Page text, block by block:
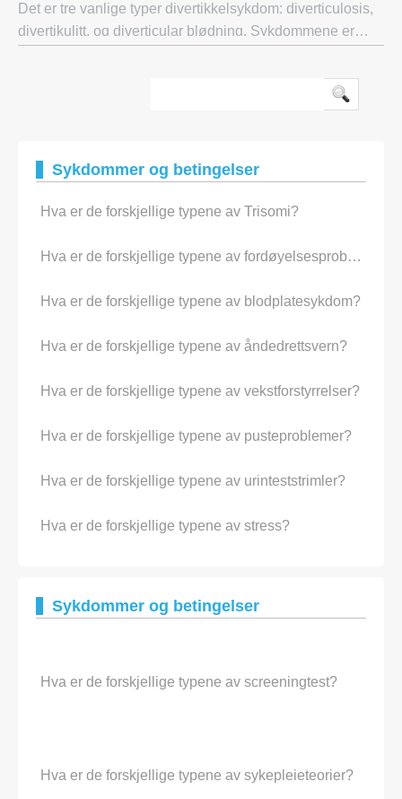
Det er tre vanlige typer divertikkelsykdom: diverticulosis,
divertikulitt, og diverticular blødning. Sykdommene er
Sykdommer og betingelser
Hva er de forskjellige typene av Trisomi?
Hva er de forskjellige typene av fordøyelsesproblemer?
Hva er de forskjellige typene av blodplatesykdom?
Hva er de forskjellige typene av åndedrettsvern?
Hva er de forskjellige typene av vekstforstyrrelser?
Hva er de forskjellige typene av pusteproblemer?
Hva er de forskjellige typene av urinteststrimler?
Hva er de forskjellige typene av stress?
Sykdommer og betingelser
Hva er de forskjellige typene av screeningtest?
Hva er de forskjellige typene av sykepleieteorier?